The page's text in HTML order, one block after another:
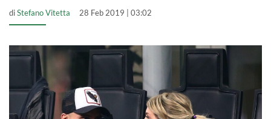
diStefano Vitetta 28 Feb 2019 | 03:02